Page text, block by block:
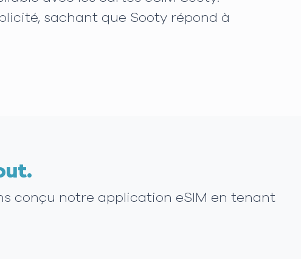
sachant que Sooty répond à
conçu notre application eSIM en tenant